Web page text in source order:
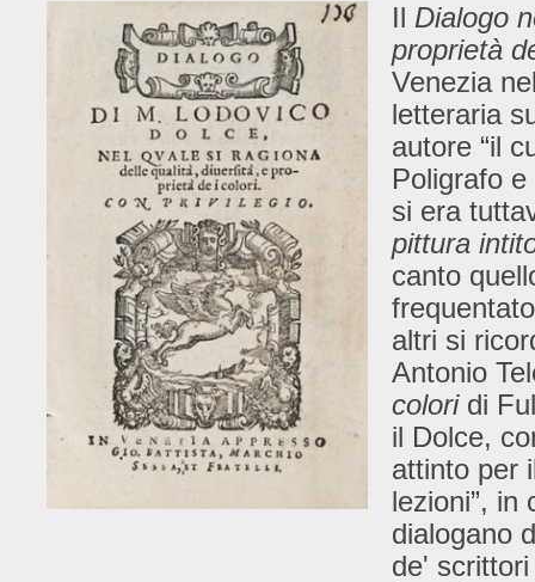
Il Dialogo
proprietà
Venezia
letteraria
autore “il
Poligrafo
si era
pittura
canto
altri si
Antonio
colori di
il Dolce,
attinto per
lezioni”, in
dialogano
de'